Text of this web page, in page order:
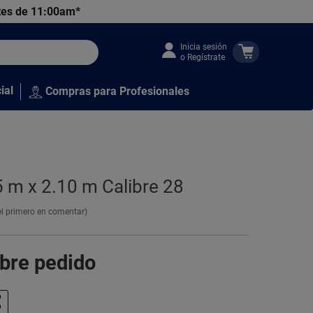
de 11:00am*
Inicia sesión
o Regístrate
Compras para Profesionales
x 2.10 m Calibre 28
primero en comentar)
pedido